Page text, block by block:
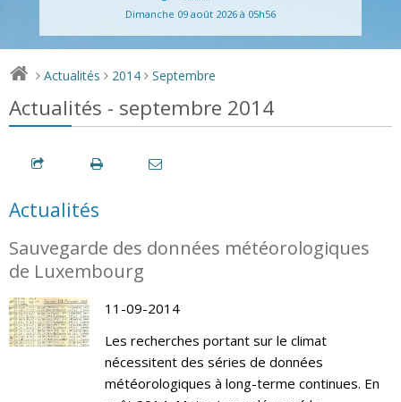
Dimanche 09 août 2026 à 05h56
> Actualités > 2014 > Septembre
Actualités - septembre 2014
Actualités
Sauvegarde des données météorologiques
de Luxembourg
11-09-2014
Les recherches portant sur le climat
nécessitent des séries de données
météorologiques à long-terme continues. En